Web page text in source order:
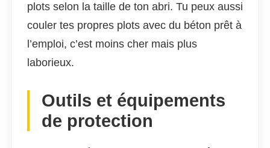
plots selon la taille de ton abri. Tu peux aussi
couler tes propres plots avec du béton prêt à
l’emploi, c’est moins cher mais plus
laborieux.
Outils et équipements
de protection